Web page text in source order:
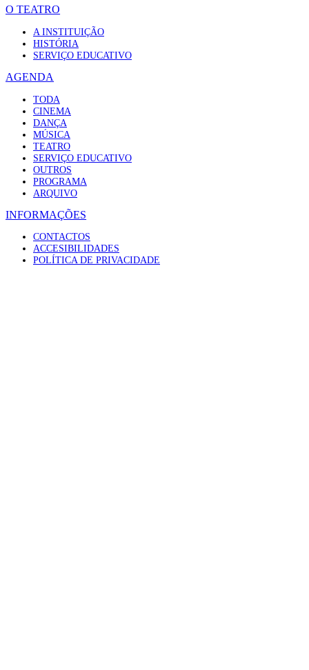
O TEATRO
A INSTITUIÇÃO
HISTÓRIA
SERVIÇO EDUCATIVO
AGENDA
TODA
CINEMA
DANÇA
MÚSICA
TEATRO
SERVIÇO EDUCATIVO
OUTROS
PROGRAMA
ARQUIVO
INFORMAÇÕES
CONTACTOS
ACCESIBILIDADES
POLÍTICA DE PRIVACIDADE